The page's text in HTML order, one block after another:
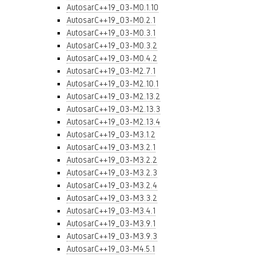
AutosarC++19_03-M0.1.10
AutosarC++19_03-M0.2.1
AutosarC++19_03-M0.3.1
AutosarC++19_03-M0.3.2
AutosarC++19_03-M0.4.2
AutosarC++19_03-M2.7.1
AutosarC++19_03-M2.10.1
AutosarC++19_03-M2.13.2
AutosarC++19_03-M2.13.3
AutosarC++19_03-M2.13.4
AutosarC++19_03-M3.1.2
AutosarC++19_03-M3.2.1
AutosarC++19_03-M3.2.2
AutosarC++19_03-M3.2.3
AutosarC++19_03-M3.2.4
AutosarC++19_03-M3.3.2
AutosarC++19_03-M3.4.1
AutosarC++19_03-M3.9.1
AutosarC++19_03-M3.9.3
AutosarC++19_03-M4.5.1